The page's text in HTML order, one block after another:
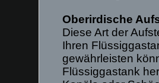
Oberirdische
Diese Art der
Ihren
gewährleisten
Flüssiggastank